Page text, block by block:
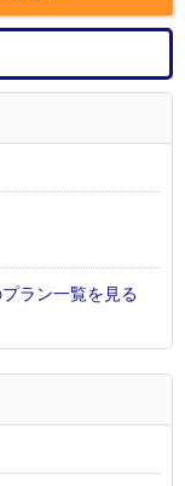
ラン一覧を見る